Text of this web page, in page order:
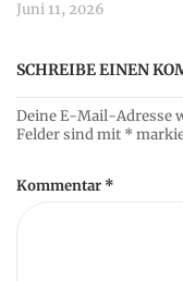
Juni 11, 2026
SCHREIBE EINEN
Deine E-Mail-Adresse
Felder sind mit *
Kommentar *